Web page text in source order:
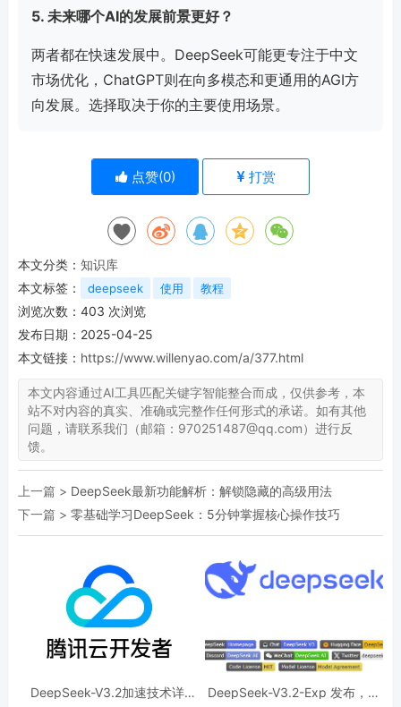
5. 未来哪个AI的发展前景更好？
两者都在快速发展中。DeepSeek可能更专注于中文
市场优化，ChatGPT则在向多模态和更通用的AGI方
向发展。选择取决于你的主要使用场景。
点赞(0) 打赏
本文分类： 知识库
本文标签：
deepseek 使用 教程
浏览次数： 403 次浏览
发布日期：2025-04-25
本文链接： https://www.willenyao.com/a/377.html
本文内容通过AI工具匹配关键字智能整合而成，仅供参考，本
站不对内容的真实、准确或完整作任何形式的承诺。如有其他
问题，请联系我们（邮箱：970251487@qq.com）进行反
馈。
上一篇 > DeepSeek最新功能解析：解锁隐藏的高级用法
下一篇 > 零基础学习DeepSeek：5分钟掌握核心操作技巧
DeepSeek-V3.2加速技术详
DeepSeek-V3.2-Exp 发布，训